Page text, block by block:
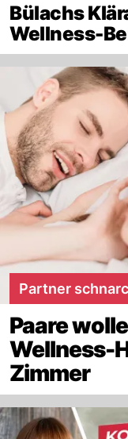
Bülachs
Wellness-
Partner
Paare
Wellness-
Zimmer